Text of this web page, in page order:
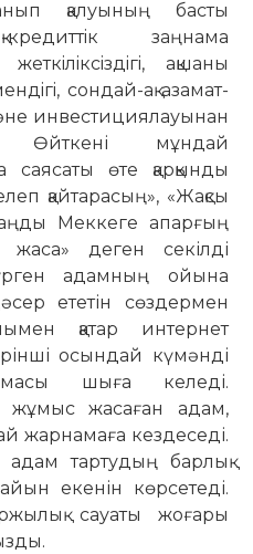
қалуы­ның басты
кре­диттiк заңнама
ақшаны
сондай-ақ аза­мат­
инвес­тициялауынан
Өйт­кені мұндай
өте қарқынды
қайтарасың», «Жақсы
Меккеге апарғың
деген секілді
адамның ойына
ететін сөздермен
қатар интернет
осындай күмәнді
шыға келеді.
жұмыс жасаған адам,
жарнамаға кездеседі.
тартудың барлық
екенін көрсетеді.
сауаты жоғары